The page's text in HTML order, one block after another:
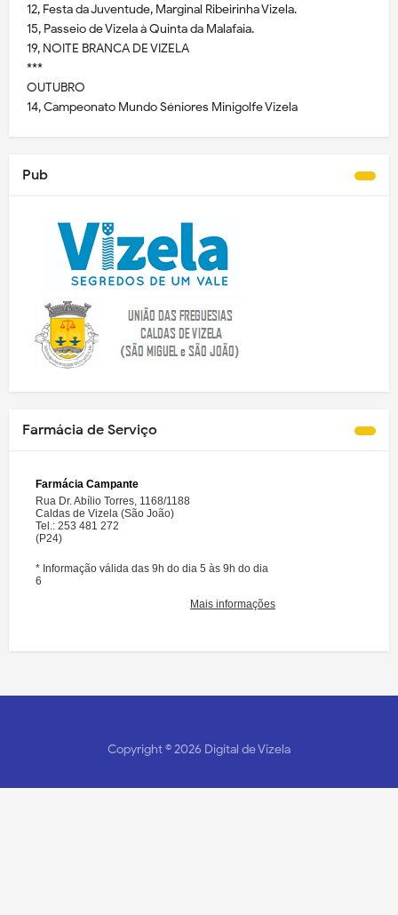
12, Festa da Juventude, Marginal Ribeirinha Vizela.
15, Passeio de Vizela à Quinta da Malafaia.
19, NOITE BRANCA DE VIZELA
***
OUTUBRO
14, Campeonato Mundo Séniores Minigolfe Vizela
Pub
Farmácia de Serviço
Copyright ©2026 Digital de Vizela